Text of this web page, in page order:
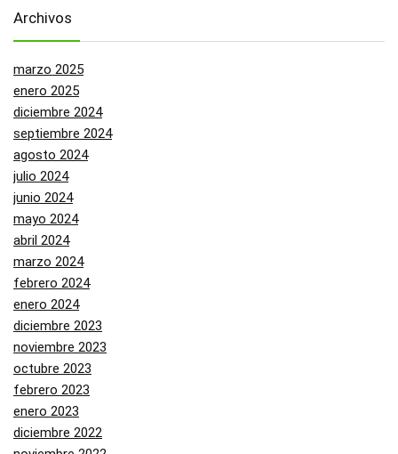
Archivos
marzo 2025
enero 2025
diciembre 2024
septiembre 2024
agosto 2024
julio 2024
junio 2024
mayo 2024
abril 2024
marzo 2024
febrero 2024
enero 2024
diciembre 2023
noviembre 2023
octubre 2023
febrero 2023
enero 2023
diciembre 2022